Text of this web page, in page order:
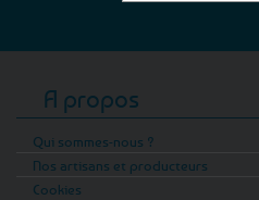
A propos
Qui sommes-nous ?
Nos artisans et producteurs
Cookies